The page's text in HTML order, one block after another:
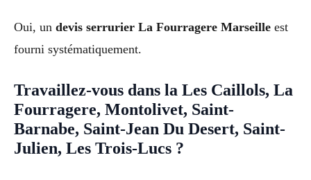
Oui, un devis serrurier La Fourragere Marseille est
fourni systématiquement.
Travaillez-vous dans la Les Caillols, La
Fourragere, Montolivet, Saint-
Barnabe, Saint-Jean Du Desert, Saint-
Julien, Les Trois-Lucs ?